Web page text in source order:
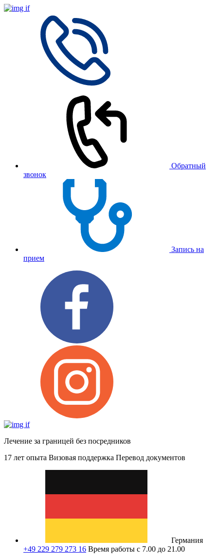
Обратный
звонок
Запись на
прием
Лечение за границей без посредников
17 лет опыта Визовая поддержка Перевод документов
Германия
+49 229 279 273 16 Время работы с 7.00 до 21.00